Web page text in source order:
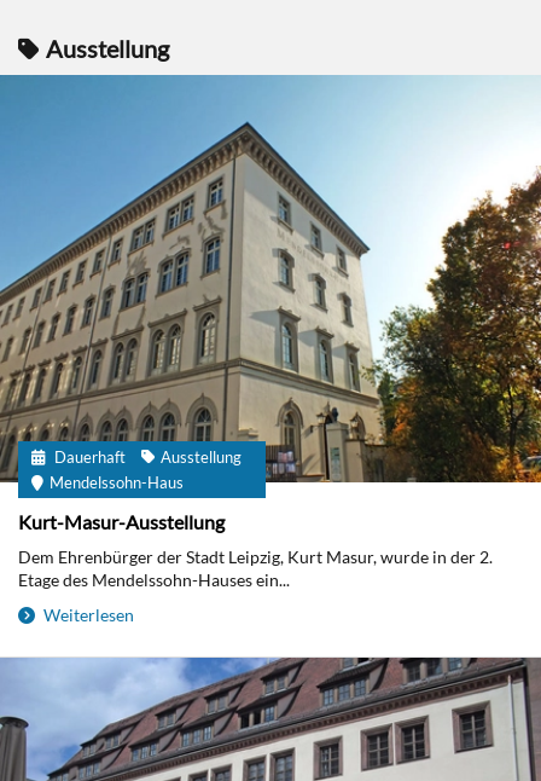
Ausstellung
Dauerhaft
Ausstellung
Mendelssohn-Haus
Kurt-Masur-Ausstellung
Dem Ehrenbürger der Stadt Leipzig, Kurt Masur, wurde in der 2.
Etage des Mendelssohn-Hauses ein...
Weiterlesen